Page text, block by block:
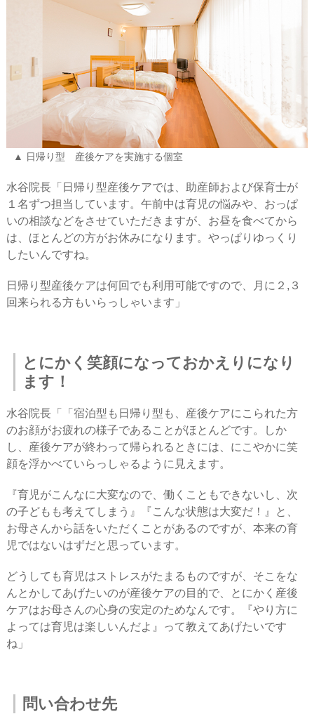
日帰り型 産後ケアを実施する個室
水谷院長「日帰り型産後ケアでは、助産師および保育士が
１名ずつ担当しています。午前中は育児の悩みや、おっぱ
いの相談などをさせていただきますが、お昼を食べてから
は、ほとんどの方がお休みになります。やっぱりゆっくり
したいんですね。
日帰り型産後ケアは何回でも利用可能ですので、月に２,３
回来られる方もいらっしゃいます」
とにかく笑顔になっておかえりになり
ます！
水谷院長「「宿泊型も日帰り型も、産後ケアにこられた方
のお顔がお疲れの様子であることがほとんどです。しか
し、産後ケアが終わって帰られるときには、にこやかに笑
顔を浮かべていらっしゃるように見えます。
『育児がこんなに大変なので、働くこともできないし、次
の子どもも考えてしまう』『こんな状態は大変だ！』と、
お母さんから話をいただくことがあるのですが、本来の育
児ではないはずだと思っています。
どうしても育児はストレスがたまるものですが、そこをな
んとかしてあげたいのが産後ケアの目的で、とにかく産後
ケアはお母さんの心身の安定のためなんです。『やり方に
よっては育児は楽しいんだよ』って教えてあげたいです
ね」
問い合わせ先